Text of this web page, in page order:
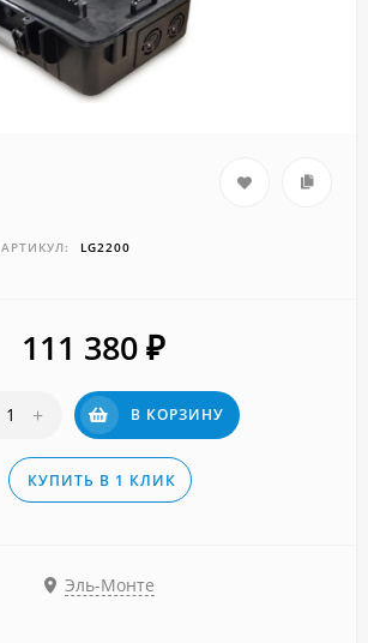
АРТИКУЛ: LG2200
111 380 ₽
+ В КОРЗИНУ
КУПИТЬ В 1 КЛИК
Эль-Монте